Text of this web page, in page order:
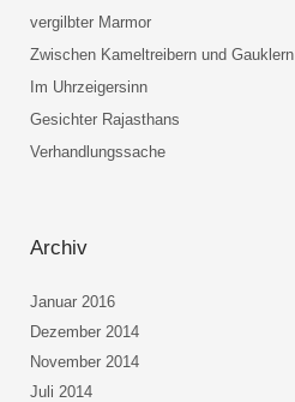
vergilbter Marmor
Zwischen Kameltreibern und Gauklern
Im Uhrzeigersinn
Gesichter Rajasthans
Verhandlungssache
Archiv
Januar 2016
Dezember 2014
November 2014
Juli 2014